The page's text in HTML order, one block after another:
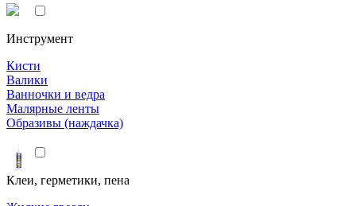
Инструмент
Кисти
Валики
Ванночки и ведра
Малярные ленты
Образивы (наждачка)
Клеи, герметики, пена